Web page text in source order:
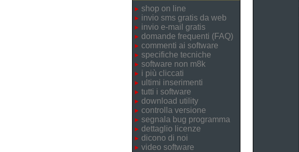
shop on line
invio sms gratis da web
invio e-mail gratis
domande frequenti (FAQ)
commenti ai software
specifiche tecniche
software non m8k
i più cliccati
ultimi inserimenti
tutti i software
download utility
controlla versione
segnala bug programma
dettaglio licenze
dicono di noi
video software